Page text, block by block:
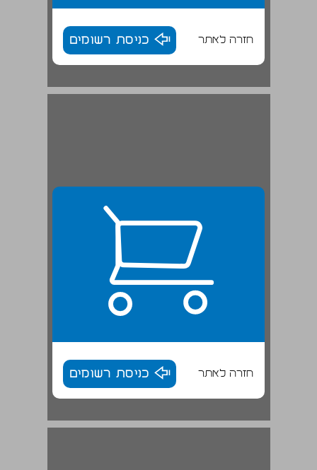
חזרה לאתר כניסת רשומים
חזרה לאתר כניסת רשומים